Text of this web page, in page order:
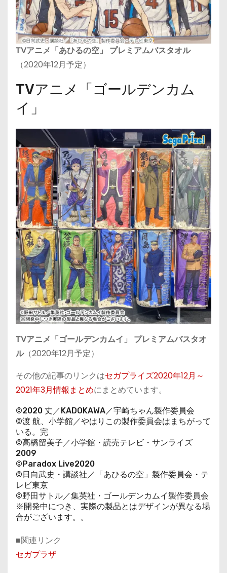
TVアニメ「あひるの空」 プレミアムバスタオル
（2020年12月予定）
TVアニメ「ゴールデンカム
イ」
TVアニメ「ゴールデンカムイ」 プレミアムバスタオ
ル（2020年12月予定）
その他の記事のリンクはセガプライズ2020年12月～
2021年3月情報まとめにまとめています。
©2020 丈／KADOKAWA／宇崎ちゃん製作委員会
©渡 航、⼩学館／やはりこの製作委員会はまちがって
いる。完
©⾼橋留美⼦／⼩学館・読売テレビ・サンライズ
2009
©Paradox Live2020
©⽇向武史・講談社／「あひるの空」製作委員会・テ
レビ東京
©野⽥サトル／集英社・ゴールデンカムイ製作委員会
※開発中につき、実際の製品とはデザインが異なる場
合がございます。。
■関連リンク
セガプラザ